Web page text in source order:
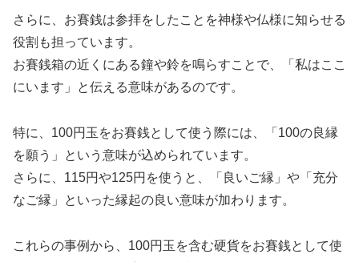
さらに、お賽銭は参拝をしたことを神様や仏様に知らせる
役割も担っています。
お賽銭箱の近くにある鐘や鈴を鳴らすことで、「私はここ
にいます」と伝える意味があるのです。
特に、100円玉をお賽銭として使う際には、「100の良縁
を願う」という意味が込められています。
さらに、115円や125円を使うと、「良いご縁」や「充分
なご縁」といった縁起の良い意味が加わります。
これらの事例から、100円玉を含む硬貨をお賽銭として使